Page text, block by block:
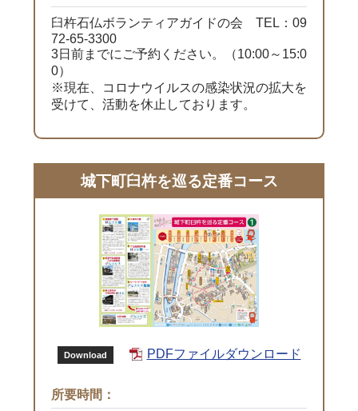
臼杵石仏ボランティアガイドの会 TEL：09
72-65-3300
3日前までにご予約ください。（10:00～15:0
0）
※現在、コロナウイルスの感染状況の拡大を
受けて、活動を休止しております。
城下町臼杵を巡る定番コース
Download PDFファイルダウンロード
所要時間：